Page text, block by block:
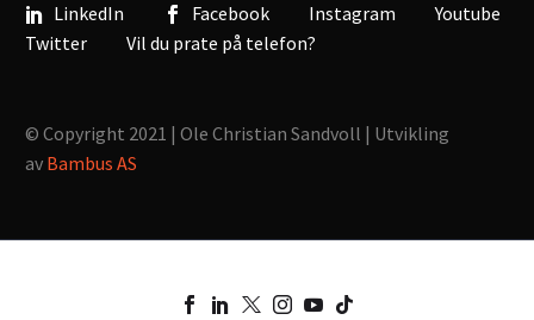
LinkedIn Facebook Instagram
Youtube
Twitter
Vil du prate på telefon?
© Copyright 2021 | Ole Christian Sandvoll | Utvikling
av Bambus AS